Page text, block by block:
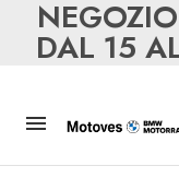
DAL 15
